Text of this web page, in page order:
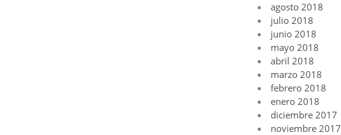
agosto 2018
julio 2018
junio 2018
mayo 2018
abril 2018
marzo 2018
febrero 2018
enero 2018
diciembre 2017
noviembre 2017